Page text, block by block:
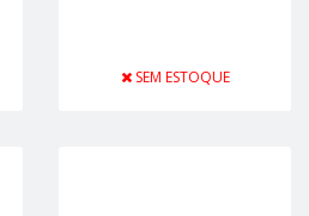
SEM ESTOQUE